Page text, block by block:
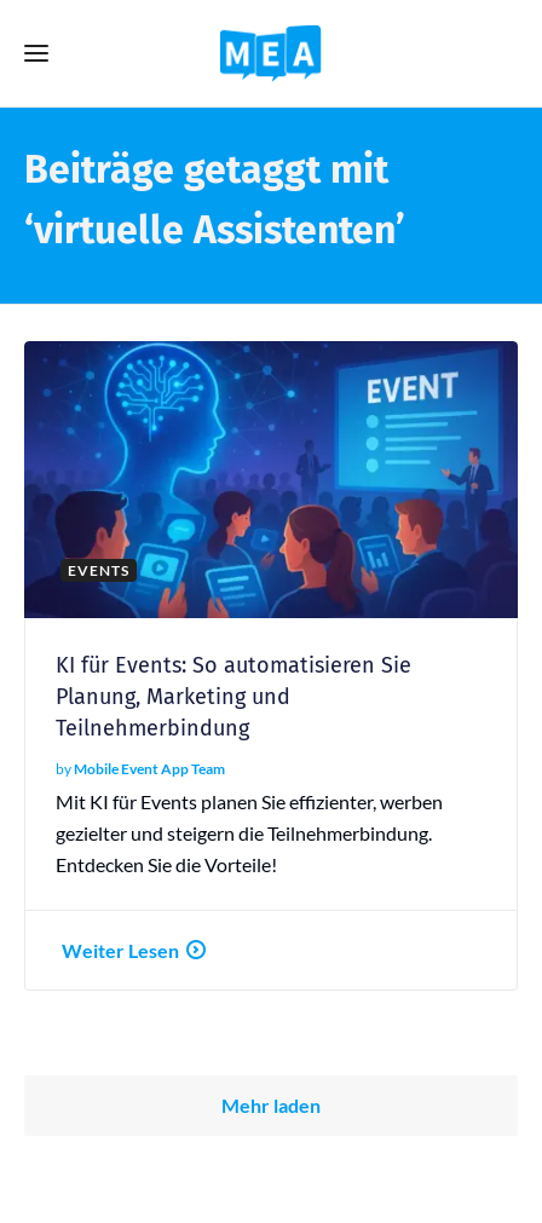
Beiträge getaggt mit
‘virtuelle Assistenten’
EVENTS
KI für Events: So automatisieren Sie
Planung, Marketing und
Teilnehmerbindung
byMobile Event App Team
Mit KI für Events planen Sie effizienter, werben
gezielter und steigern die Teilnehmerbindung.
Entdecken Sie die Vorteile!
Weiter Lesen
Mehr laden